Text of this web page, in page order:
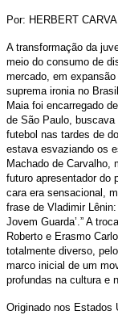
Por: HERBERT
A transformação da
meio do consumo de
mercado, em
suprema ironia no
Maia foi encarregado
de São Paulo,
futebol nas tardes de
estava esvaziando os
Machado de Carvalho,
futuro apresentador do
cara era sensacional,
frase de Vladimir
Jovem Guarda’.” A
Roberto e Erasmo
totalmente diverso,
marco inicial de um
profundas na cultura e
Originado nos Estados